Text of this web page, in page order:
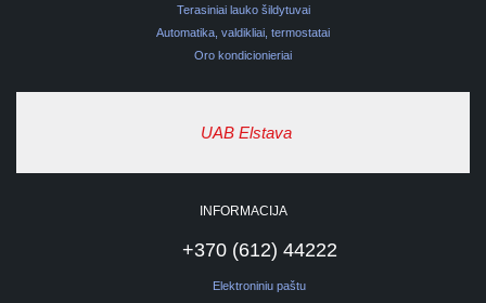
Terasiniai lauko šildytuvai
Automatika, valdikliai, termostatai
Oro kondicionieriai
UAB Elstava
INFORMACIJA
+370 (612) 44222
Elektroniniu paštu